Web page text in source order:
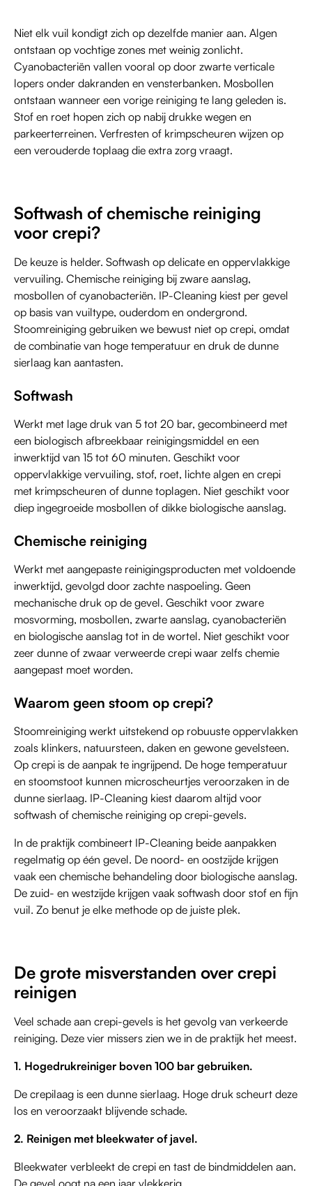
Niet elk vuil kondigt zich op dezelfde manier aan. Algen
ontstaan op vochtige zones met weinig zonlicht.
Cyanobacteriën vallen vooral op door zwarte verticale
lopers onder dakranden en vensterbanken. Mosbollen
ontstaan wanneer een vorige reiniging te lang geleden is.
Stof en roet hopen zich op nabij drukke wegen en
parkeerterreinen. Verfresten of krimpscheuren wijzen op
een verouderde toplaag die extra zorg vraagt.
Softwash of chemische reiniging
voor crepi?
De keuze is helder. Softwash op delicate en oppervlakkige
vervuiling. Chemische reiniging bij zware aanslag,
mosbollen of cyanobacteriën. IP-Cleaning kiest per gevel
op basis van vuiltype, ouderdom en ondergrond.
Stoomreiniging gebruiken we bewust niet op crepi, omdat
de combinatie van hoge temperatuur en druk de dunne
sierlaag kan aantasten.
Softwash
Werkt met lage druk van 5 tot 20 bar, gecombineerd met
een biologisch afbreekbaar reinigingsmiddel en een
inwerktijd van 15 tot 60 minuten. Geschikt voor
oppervlakkige vervuiling, stof, roet, lichte algen en crepi
met krimpscheuren of dunne toplagen. Niet geschikt voor
diep ingegroeide mosbollen of dikke biologische aanslag.
Chemische reiniging
Werkt met aangepaste reinigingsproducten met voldoende
inwerktijd, gevolgd door zachte naspoeling. Geen
mechanische druk op de gevel. Geschikt voor zware
mosvorming, mosbollen, zwarte aanslag, cyanobacteriën
en biologische aanslag tot in de wortel. Niet geschikt voor
zeer dunne of zwaar verweerde crepi waar zelfs chemie
aangepast moet worden.
Waarom geen stoom op crepi?
Stoomreiniging werkt uitstekend op robuuste oppervlakken
zoals klinkers, natuursteen, daken en gewone gevelsteen.
Op crepi is de aanpak te ingrijpend. De hoge temperatuur
en stoomstoot kunnen microscheurtjes veroorzaken in de
dunne sierlaag. IP-Cleaning kiest daarom altijd voor
softwash of chemische reiniging op crepi-gevels.
In de praktijk combineert IP-Cleaning beide aanpakken
regelmatig op één gevel. De noord- en oostzijde krijgen
vaak een chemische behandeling door biologische aanslag.
De zuid- en westzijde krijgen vaak softwash door stof en fijn
vuil. Zo benut je elke methode op de juiste plek.
De grote misverstanden over crepi
reinigen
Veel schade aan crepi-gevels is het gevolg van verkeerde
reiniging. Deze vier missers zien we in de praktijk het meest.
1. Hogedrukreiniger boven 100 bar gebruiken.
De crepilaag is een dunne sierlaag. Hoge druk scheurt deze
los en veroorzaakt blijvende schade.
2. Reinigen met bleekwater of javel.
Bleekwater verbleekt de crepi en tast de bindmiddelen aan.